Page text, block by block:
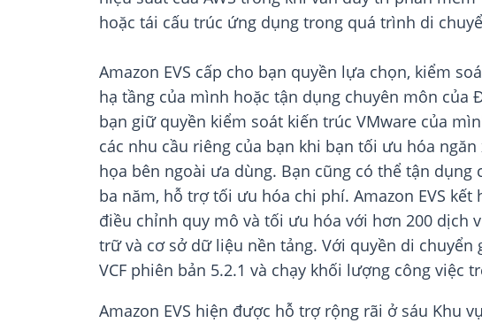
hoặc tái cấu trúc ứng dụng trong quá trình di
Amazon EVS cấp cho bạn quyền lựa chọn, kiểm
hạ tầng của mình hoặc tận dụng chuyên môn của
bạn giữ quyền kiểm soát kiến trúc VMware của
các nhu cầu riêng của bạn khi bạn tối ưu hóa
họa bên ngoài ưa dùng. Bạn cũng có thể tận
ba năm, hỗ trợ tối ưu hóa chi phí. Amazon EVS
điều chỉnh quy mô và tối ưu hóa với hơn 200 dịch
trữ và cơ sở dữ liệu nền tảng. Với quyền di chuyển
VCF phiên bản 5.2.1 và chạy khối lượng công việc
Amazon EVS hiện được hỗ trợ rộng rãi ở sáu Khu